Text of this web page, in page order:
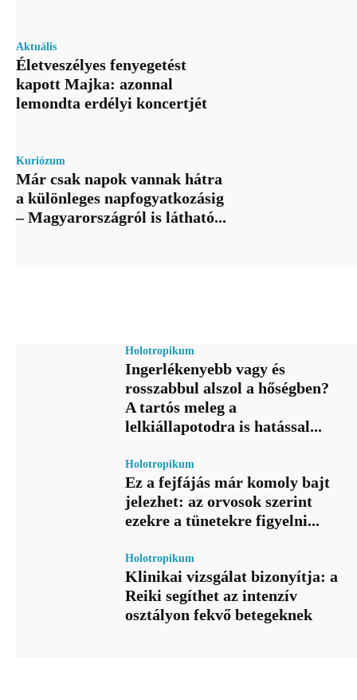
Aktuális
Életveszélyes fenyegetést
kapott Majka: azonnal
lemondta erdélyi koncertjét
Kuriózum
Már csak napok vannak hátra
a különleges napfogyatkozásig
– Magyarországról is látható...
Holotropikum
Ingerlékenyebb vagy és
rosszabbul alszol a hőségben?
A tartós meleg a
lelkiállapotodra is hatással...
Holotropikum
Ez a fejfájás már komoly bajt
jelezhet: az orvosok szerint
ezekre a tünetekre figyelni...
Holotropikum
Klinikai vizsgálat bizonyítja: a
Reiki segíthet az intenzív
osztályon fekvő betegeknek